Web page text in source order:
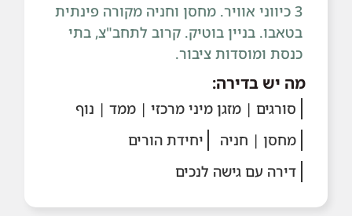
3 כיווני אוויר. מחסן וחניה מקורה פינתית
בטאבו. בניין בוטיק. קרוב לתחב"צ, בתי
כנסת ומוסדות ציבור.
מה יש בדירה:
סורגים | מזגן מיני מרכזי | ממד | נוף
מחסן | חניה
יחידת הורים
דירה עם גישה לנכים